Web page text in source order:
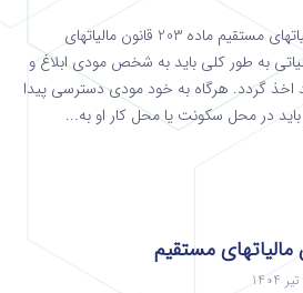
ماده 203 قانون مالیاتهای مستقیم ماده 203 قانون مالیاتهای
به طور کلی باید به شخص مودی‌ ابلاغ و
اخذ گردد. هرگاه به خود مودی دسترسی‌ پیدا
باید در محل سکونت یا محل کار او به...